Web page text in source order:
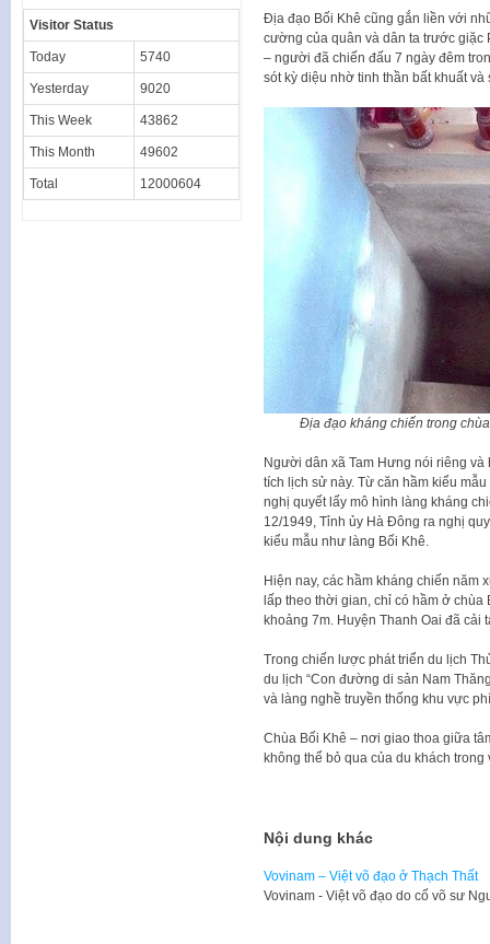
Địa đạo Bối Khê cũng gắn liền với
cường của quân và dân ta trước
– người đã chiến đấu 7 ngày đêm
sót kỳ diệu nhờ tinh thần bất khuất
Địa đạo kháng chiến trong
Người dân xã Tam Hưng nói riêng
tích lịch sử này. Từ căn hầm kiểu
nghị quyết lấy mô hình làng kháng
12/1949, Tỉnh ủy Hà Đông ra nghị
kiểu mẫu như làng Bối Khê.
Hiện nay, các hầm kháng chiến năm
lấp theo thời gian, chỉ có hầm ở
khoảng 7m. Huyện Thanh Oai đã
Trong chiến lược phát triển du lịch
du lịch “Con đường di sản Nam
và làng nghề truyền thống khu vực
Chùa Bối Khê – nơi giao thoa giữa
không thể bỏ qua của du khách
Nội dung khác
Vovinam – Việt võ đạo ở Thạch Thất
Vovinam - Việt võ đạo do cố võ sư
Visitor Status
Today 5740
Yesterday 9020
This Week 43862
This Month 49602
Total 12000604